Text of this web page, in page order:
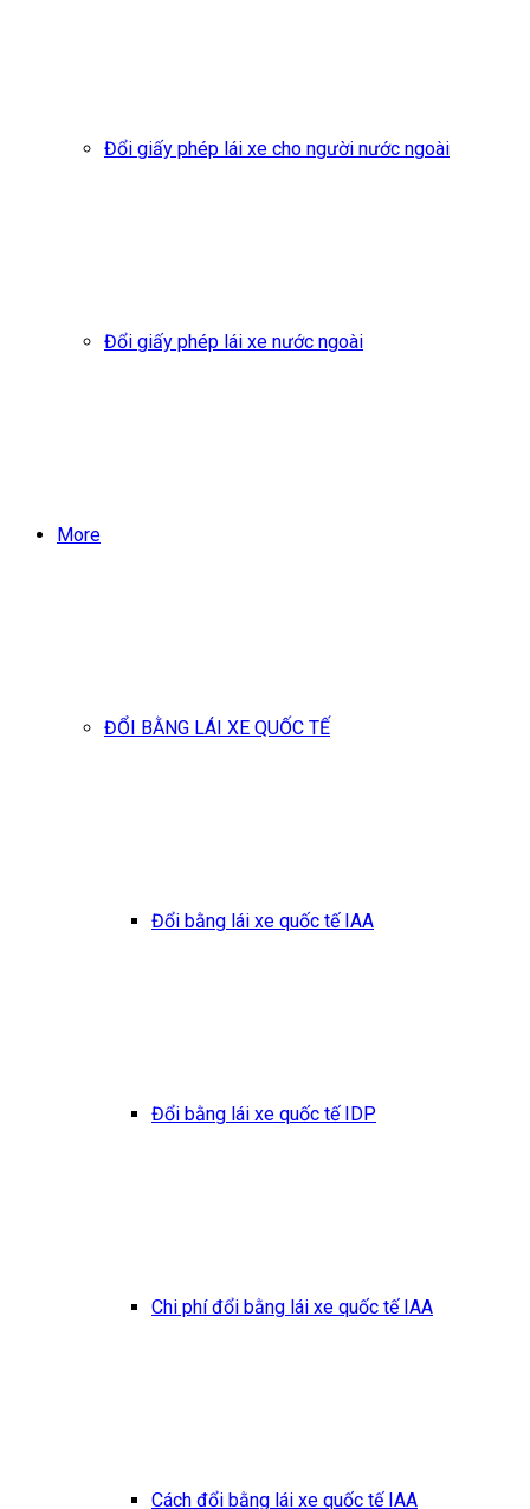
Đổi giấy phép lái xe cho người nước ngoài
Đổi giấy phép lái xe nước ngoài
More
ĐỔI BẰNG LÁI XE QUỐC TẾ
Đổi bằng lái xe quốc tế IAA
Đổi bằng lái xe quốc tế IDP
Chi phí đổi bằng lái xe quốc tế IAA
Cách đổi bằng lái xe quốc tế IAA